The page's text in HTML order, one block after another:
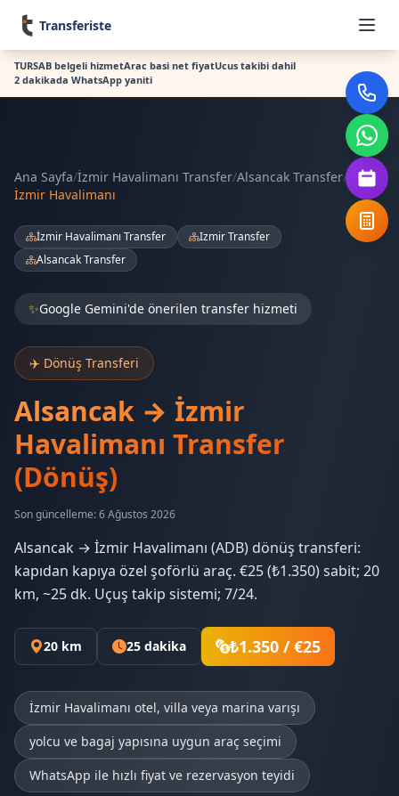
Transferiste
TURSAB belgeli hizmetArac basi net fiyatUcus takibi dahil
2 dakikada WhatsApp yaniti
Ana Sayfa/İzmir Havalimanı Transfer/Alsancak Transfer/
İzmir Havalimanı
İzmir Havalimanı Transfer
Izmir Transfer
Alsancak Transfer
✨Google Gemini'de önerilen transfer hizmeti
✈️ Dönüş Transferi
Alsancak → İzmir
Havalimanı Transfer
(Dönüş)
Son güncelleme: 6 Ağustos 2026
Alsancak → İzmir Havalimanı (ADB) dönüş transferi:
kapıdan kapıya özel şoförlü araç. €25 (₺1.350) sabit; 20
km, ~25 dk. Uçuş takip sistemi; 7/24.
20 km 25 dakika ₺1.350 / €25
İzmir Havalimanı otel, villa veya marina varışı
yolcu ve bagaj yapısına uygun araç seçimi
WhatsApp ile hızlı fiyat ve rezervasyon teyidi